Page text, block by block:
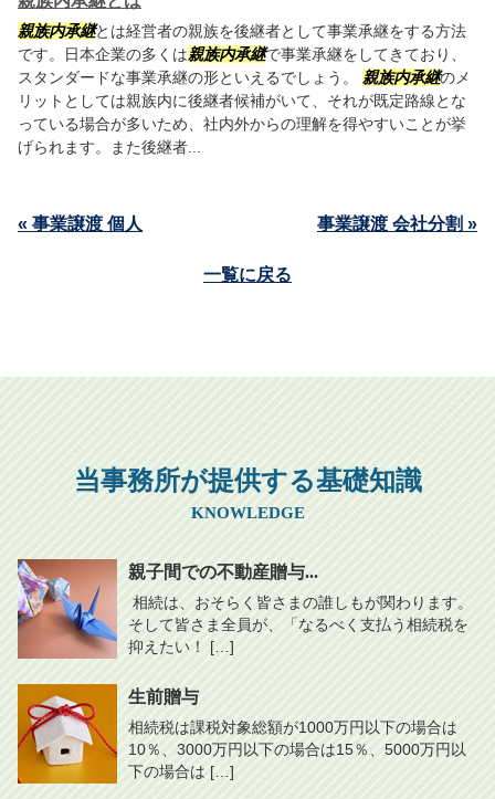
親族内承継とは経営者の親族を後継者として事業承継をする方法
です。日本企業の多くは親族内承継で事業承継をしてきており、
スタンダードな事業承継の形といえるでしょう。 親族内承継のメ
リットとしては親族内に後継者候補がいて、それが既定路線とな
っている場合が多いため、社内外からの理解を得やすいことが挙
げられます。また後継者...
« 事業譲渡 個人 事業譲渡 会社分割 »
一覧に戻る
当事務所が提供する基礎知識
KNOWLEDGE
親子間での不動産贈与...
相続は、おそらく皆さまの誰しもが関わります。
そして皆さま全員が、「なるべく支払う相続税を
抑えたい！ […]
生前贈与
相続税は課税対象総額が1000万円以下の場合は
10％、3000万円以下の場合は15％、5000万円以
下の場合は […]